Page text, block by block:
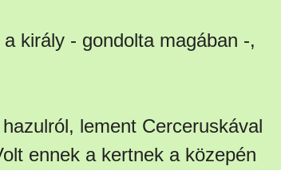
király - gondolta magában -,
lement Cerceruskával
ennek a kertnek a közepén